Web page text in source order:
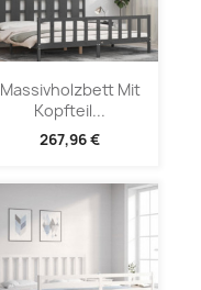
Massivholzbett Mit
Kopfteil...
267,96 €